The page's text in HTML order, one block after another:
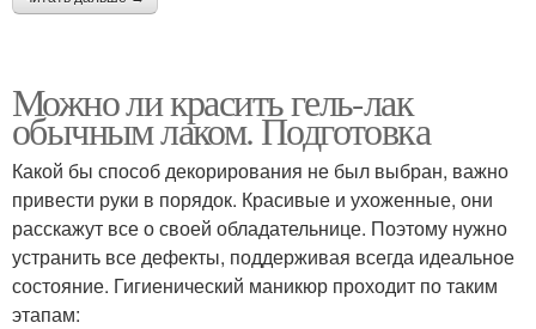
Можно ли красить гель-лак
обычным лаком. Подготовка
Какой бы способ декорирования не был выбран, важно
привести руки в порядок. Красивые и ухоженные, они
расскажут все о своей обладательнице. Поэтому нужно
устранить все дефекты, поддерживая всегда идеальное
состояние. Гигиенический маникюр проходит по таким
этапам: